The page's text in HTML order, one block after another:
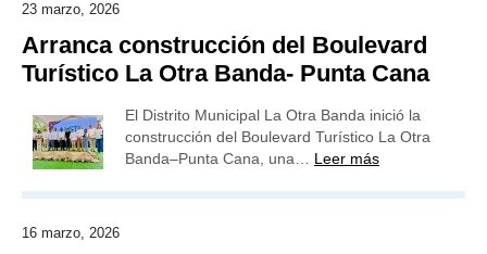
23 marzo, 2026
Arranca construcción del Boulevard
Turístico La Otra Banda- Punta Cana
El Distrito Municipal La Otra Banda inició la
construcción del Boulevard Turístico La Otra
Banda–Punta Cana, una… Leer más
16 marzo, 2026